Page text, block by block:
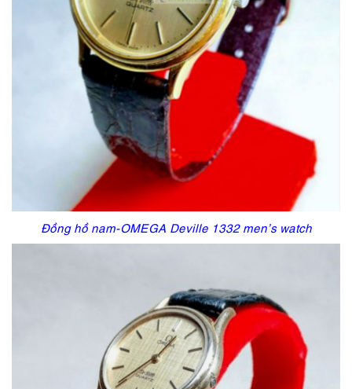
Đồng hồ nam-OMEGA Deville 1332 men’s watch